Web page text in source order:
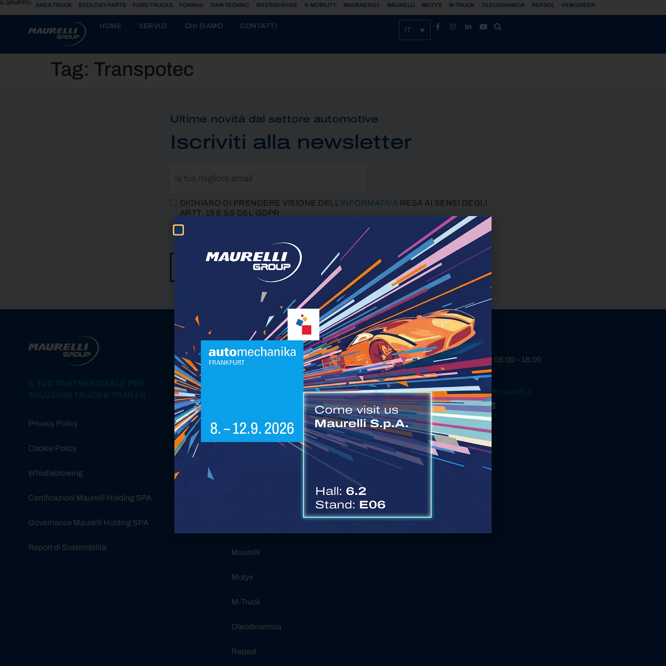
IL GRUPPO: AREA TRUCK ECOLOGY PARTS FORD TRUCKS FORMAU GAM TECHNIC INTERSERVICE K-MOBILITY MAUENERGY MAURELLI MOTYX M-TRUCK OLEODINAMICA REPSOL VEM GREEN
HOME SERVIZI CHI SIAMO CONTATTI IT
Tag: Transpotec
Ultime novità dal settore automotive
Iscriviti alla newsletter
DICHIARO DI PRENDERE VISIONE DELL’INFORMATIVA RESA AI SENSI DEGLI
ARTT. 13 E SS DEL GDPR
DICHIARO DI VOLER PRESTARE IL MIO CONSENSO PER LE ATTIVITÀ
Privacy Policy
Cookie Policy
Whistleblowing
Certificazioni Maurelli Holding SPA
Governance Maurelli Holding SPA
Report di Sostenibilità
IL GRUPPO MAURELLI
Area Truck
Formau
Maurelli
Motyx
M-Truck
Oleodinamica
Repsol
CONTATTI
Orari
Lunedì – Venerdì 08:00 – 18:00
Mail
comunicazione@maurelli.it